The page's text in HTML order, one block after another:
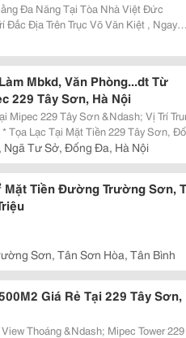
Đa Năng Tại Tòa Nhà Việt Đức
Bay Nội Bài &Ndash; Cầu Thăng
Kcn...
Mbkd, Văn Phòng...dt Từ
229 Tây Sơn, Hà Nội
Mipec 229 Tây Sơn &Ndash; Vị Trí
Vị Trí Đắc Địa, Kết Nối Thuận Tiện
Ngã Tư Sở, Đống Đa, Hà Nội
Mặt Tiền Đường Trường Sơn,
Sơn, Tân Sơn Hòa, Tân Bình
Giá Rẻ Tại 229 Tây Sơn,
Thoáng &Ndash; Mipec Tower 229